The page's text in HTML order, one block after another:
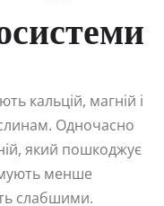
кальцій, магній і
Одночасно
який пошкоджує
менше
слабшими.